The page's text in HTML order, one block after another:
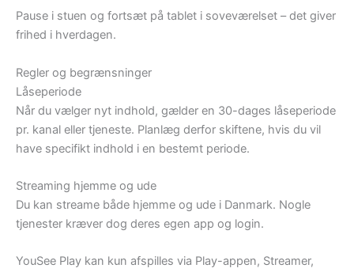
Pause i stuen og fortsæt på tablet i soveværelset – det giver
frihed i hverdagen.
Regler og begrænsninger
Låseperiode
Når du vælger nyt indhold, gælder en 30-dages låseperiode
pr. kanal eller tjeneste. Planlæg derfor skiftene, hvis du vil
have specifikt indhold i en bestemt periode.
Streaming hjemme og ude
Du kan streame både hjemme og ude i Danmark. Nogle
tjenester kræver dog deres egen app og login.
YouSee Play kan kun afspilles via Play-appen, Streamer,